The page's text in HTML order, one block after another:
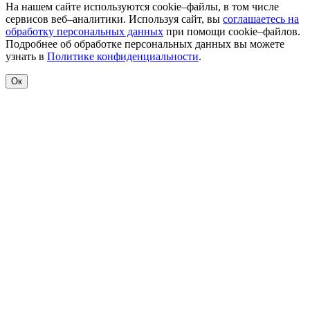
На нашем сайте используются cookie–файлы, в том числе
сервисов веб–аналитики. Используя сайт, вы соглашаетесь на
обработку персональных данных при помощи cookie–файлов.
Подробнее об обработке персональных данных вы можете
узнать в Политике конфиденциальности.
Ок